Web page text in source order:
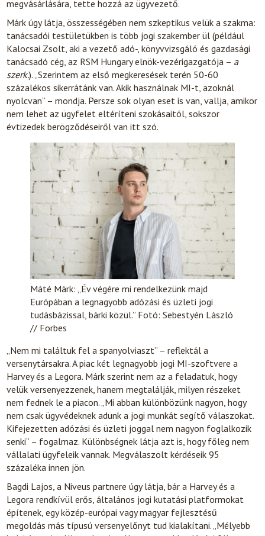
megvásárlására, tette hozzá az ügyvezető.
Márk úgy látja, összességében nem szkeptikus velük a szakma:
tanácsadói testületükben is több jogi szakember ül (például
Kalocsai Zsolt, aki a vezető adó-, könyvvizsgáló és gazdasági
tanácsadó cég, az RSM Hungary elnök-vezérigazgatója – a
szerk.). „Szerintem az első megkeresések terén 50-60
százalékos sikerrátánk van. Akik használnak MI-t, azoknál
nyolcvan” – mondja. Persze sok olyan eset is van, vallja, amikor
nem lehet az ügyfelet eltéríteni szokásaitól, sokszor
évtizedek berögződéseiről van itt szó.
Máté Márk: „Év végére mi rendelkezünk majd
Európában a legnagyobb adózási és üzleti jogi
tudásbázissal, bárki közül.” Fotó: Sebestyén László
// Forbes
„Nem mi találtuk fel a spanyolviaszt” – reflektál a
versenytársakra. A piac két legnagyobb jogi MI-szoftvere a
Harvey és a Legora. Márk szerint nem az a feladatuk, hogy
velük versenyezzenek, hanem megtalálják, milyen részeket
nem fednek le a piacon. „Mi abban különbözünk nagyon, hogy
nem csak ügyvédeknek adunk a jogi munkát segítő válaszokat.
Kifejezetten adózási és üzleti joggal nem nagyon foglalkozik
senki” – fogalmaz. Különbségnek látja azt is, hogy főleg nem
vállalati ügyfeleik vannak. Megválaszolt kérdéseik 95
százaléka innen jön.
Bagdi Lajos, a Niveus partnere úgy látja, bár a Harvey és a
Legora rendkívül erős, általános jogi kutatási platformokat
építenek, egy közép-európai vagy magyar fejlesztésű
megoldás más típusú versenyelőnyt tud kialakítani. „Mélyebb